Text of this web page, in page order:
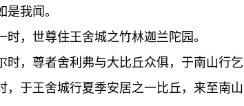
是我闻。
时，世尊住王舍城之竹林迦兰陀园。
时，尊者舍利弗与大比丘众俱，于南山行乞
，于王舍城行夏季安居之一比丘，来至南